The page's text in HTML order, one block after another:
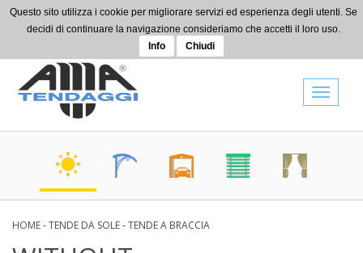
Skip to main content
Questo sito utilizza i cookie per migliorare servizi ed esperienza degli utenti. Se
decidi di continuare la navigazione consideriamo che accetti il loro uso.
Info
Chiudi
+39 0442 080514
info@amatendaggi.it
Toggle
HOME-TENDE DA SOLE-TENDE A BRACCIA